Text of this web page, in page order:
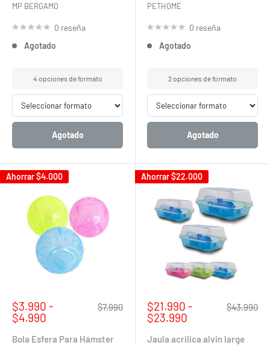
MP BERGAMO
0 reseña
Agotado
4 opciones de formato
Agotado
PETHOME
0 reseña
Agotado
2 opciones de formato
Agotado
Ahorrar$4.000
Precio
de
$3.990 -
$4.990
Precio
$7.990
Bola Esfera Para Hámster
Ahorrar$22.000
Precio
de
$21.990 -
$23.990
Precio
$43.990
Jaula acrilica alvin large